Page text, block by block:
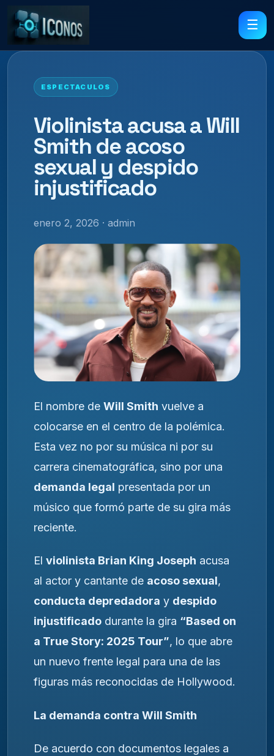
☰
ESPECTACULOS
Violinista acusa a Will
Smith de acoso
sexual y despido
injustificado
enero 2, 2026 · admin
El nombre de Will Smith vuelve a
colocarse en el centro de la polémica.
Esta vez no por su música ni por su
carrera cinematográfica, sino por una
demanda legal presentada por un
músico que formó parte de su gira más
reciente.
El violinista Brian King Joseph acusa
al actor y cantante de acoso sexual,
conducta depredadora y despido
injustificado durante la gira “Based on
a True Story: 2025 Tour”, lo que abre
un nuevo frente legal para una de las
figuras más reconocidas de Hollywood.
La demanda contra Will Smith
De acuerdo con documentos legales a